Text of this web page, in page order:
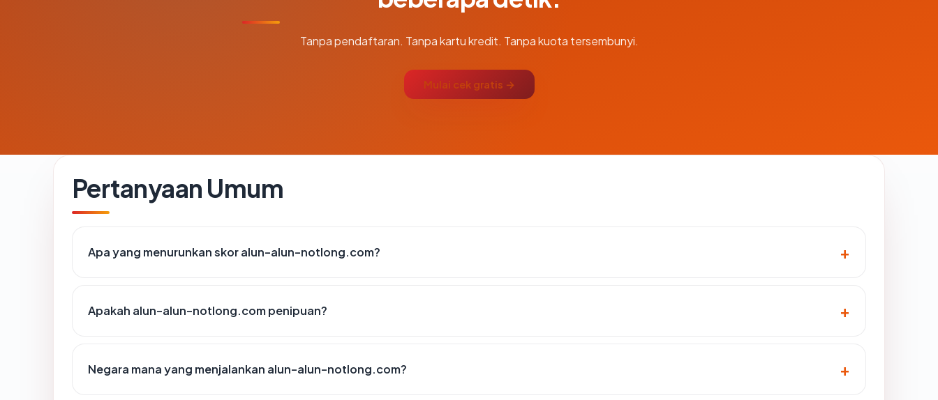
Tanpa pendaftaran. Tanpa kartu kredit. Tanpa kuota tersembunyi.
Mulai cek gratis →
Pertanyaan Umum
Apa yang menurunkan skor alun-alun-notlong.com?
Apakah alun-alun-notlong.com penipuan?
Negara mana yang menjalankan alun-alun-notlong.com?